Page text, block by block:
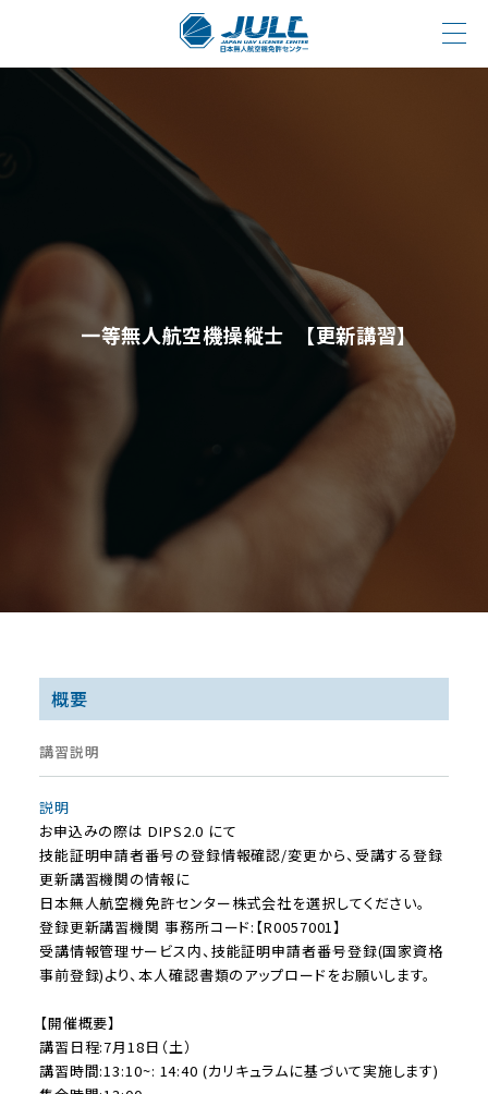
一等無人航空機操縦士 【更新講習】
概要
講習説明
説明
お申込みの際は DIPS2.0 にて
技能証明申請者番号の登録情報確認/変更から、受講する登録
更新講習機関の情報に
日本無人航空機免許センター株式会社を選択してください。
登録更新講習機関 事務所コード:【R0057001】
受講情報管理サービス内、技能証明申請者番号登録(国家資格
事前登録)より、本人確認書類のアップロードをお願いします。
【開催概要】
講習日程:7月18日（土）
講習時間:13:10~: 14:40 (カリキュラムに基づいて実施します)